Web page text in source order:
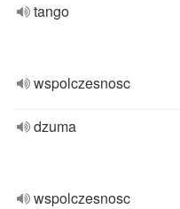
tango
wspolczesnosc
dzuma
wspolczesnosc